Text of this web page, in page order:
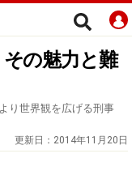
の魅力と難
り世界観を広げる刑事
更新日： 2014年11月20日